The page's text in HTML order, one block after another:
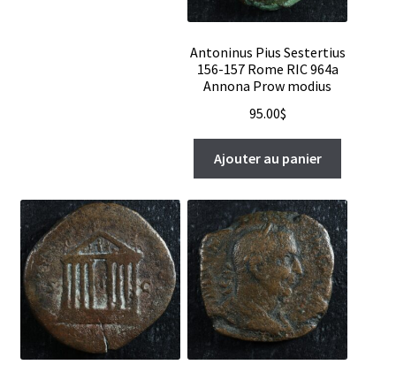
Antoninus Pius Sestertius
156-157 Rome RIC 964a
Annona Prow modius
95.00$
Ajouter au panier